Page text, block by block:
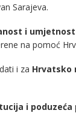
Sarajeva.
i umjetnost
na pomoć
i za Hrvatsko
i poduzeća